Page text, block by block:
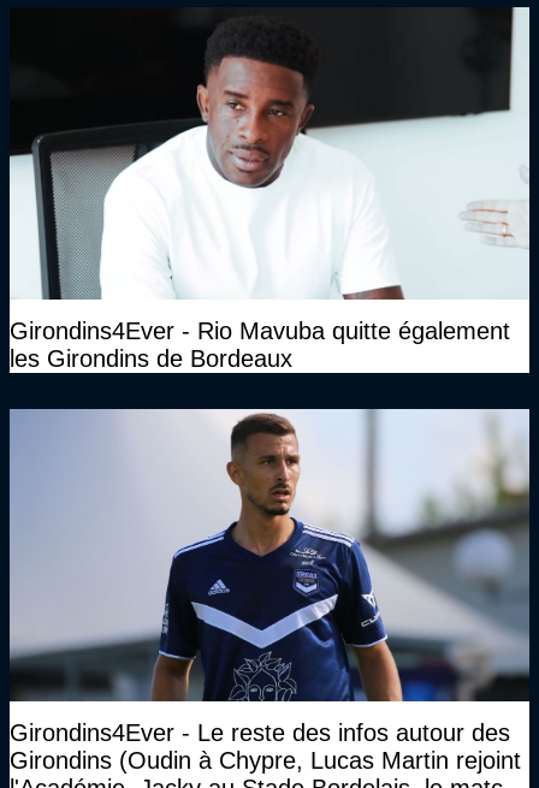
Girondins4Ever - Rio Mavuba quitte également
les Girondins de Bordeaux
Girondins4Ever - Le reste des infos autour des
Girondins (Oudin à Chypre, Lucas Martin rejoint